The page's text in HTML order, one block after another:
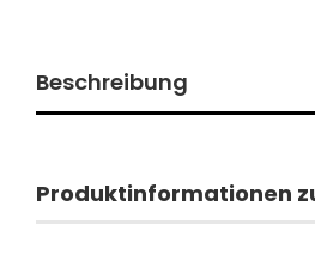
Beschreibung
Produktinformationen